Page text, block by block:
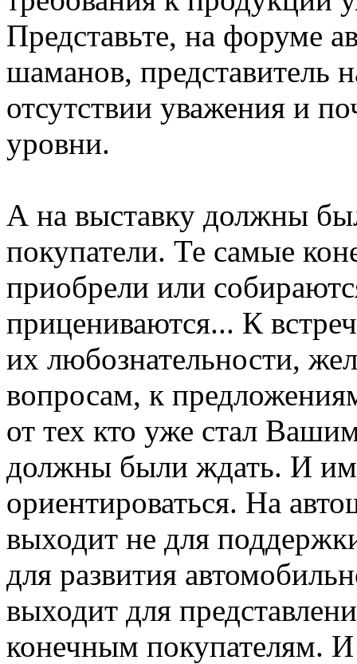
Представьте, на форуме
шаманов, представитель
отсутствии уважения и
уровни.
А на выставку должны
покупатели. Те самые
приобрели или
прицениваются... К
их любознательности,
вопросам, к
от тех кто уже стал
должны были ждать. И
ориентироваться. На
выходит не для
для развития
выходит для
конечным покупателям. И